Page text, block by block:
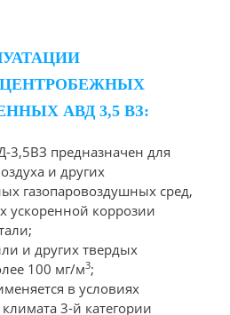
АВД 3,5 ВЗ:
3,5ВЗ предназначен для
и других
газопаровоздушных сред,
коррозии
и других твердых
100 мг/м3;
в условиях
3-й категории